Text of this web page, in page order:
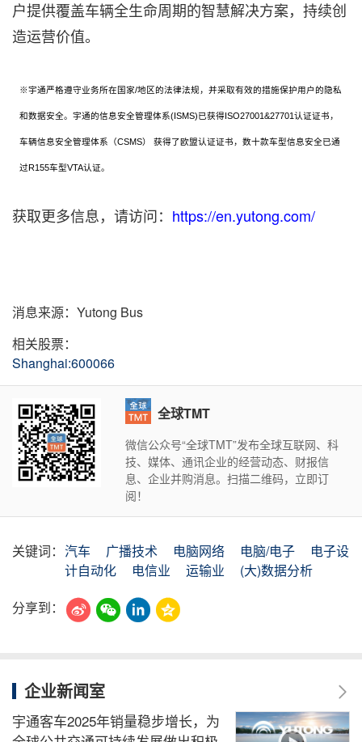
户提供覆盖车辆全生命周期的智慧解决方案，持续创
造运营价值。
※宇通严格遵守业务所在国家/地区的法律法规，并采取有效的措施保护用户的隐私
和数据安全。宇通的信息安全管理体系(ISMS)已获得ISO27001&27701认证证书，
车辆信息安全管理体系（CSMS） 获得了欧盟认证证书，数十款车型信息安全已通
过R155车型VTA认证。
获取更多信息，请访问： https://en.yutong.com/
消息来源：Yutong Bus
相关股票：
Shanghai:600066
全球TMT
微信公众号“全球TMT”发布全球互联网、科
技、媒体、通讯企业的经营动态、财报信
息、企业并购消息。扫描二维码，立即订
阅！
关键词： 汽车 广播技术 电脑网络 电脑/电子
电子设
计自动化
电信业 运输业
(大)数据分析
分享到：
企业新闻室
宇通客车2025年销量稳步增长，为